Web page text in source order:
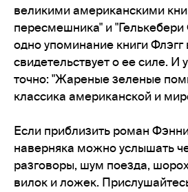
великими американскими
пересмешника" и
одно упоминание книги Флэгг
свидетельствует о ее силе.
точно: "Жареные зеленые
классика американской и
Если приблизить роман Фэнни
наверняка можно услышать
разговоры, шум поезда,
вилок и ложек.